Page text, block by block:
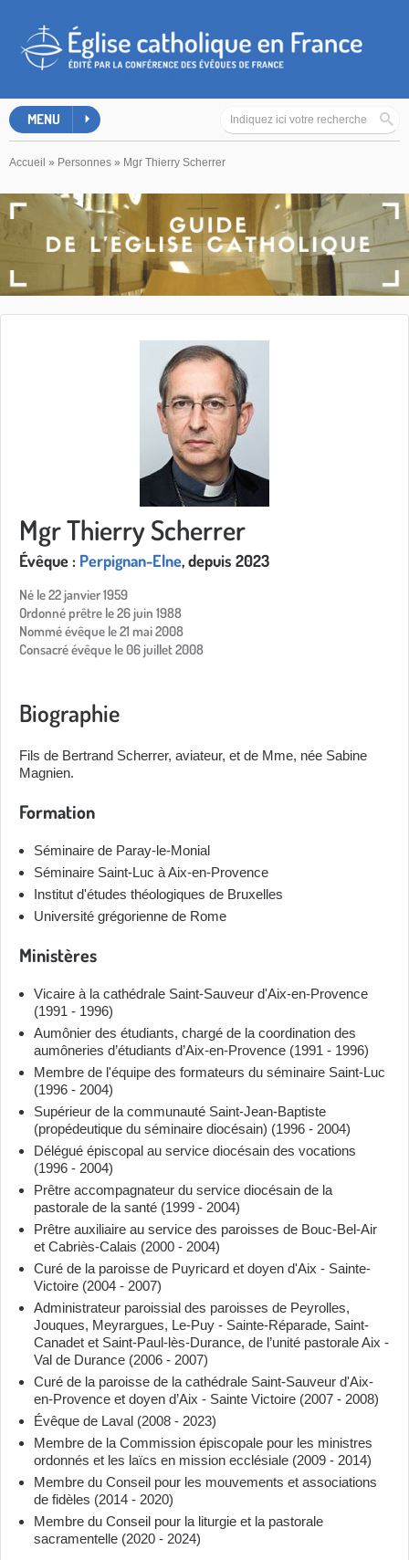
MENU
Accueil » Personnes » Mgr Thierry Scherrer
Mgr Thierry Scherrer
Évêque : Perpignan-Elne, depuis 2023
Né le 22 janvier 1959
Ordonné prêtre le 26 juin 1988
Nommé évêque le 21 mai 2008
Consacré évêque le 06 juillet 2008
Biographie
Fils de Bertrand Scherrer, aviateur, et de Mme, née Sabine
Magnien.
Formation
Séminaire de Paray-le-Monial
Séminaire Saint-Luc à Aix-en-Provence
Institut d'études théologiques de Bruxelles
Université grégorienne de Rome
Ministères
Vicaire à la cathédrale Saint-Sauveur d'Aix-en-Provence
(1991 - 1996)
Aumônier des étudiants, chargé de la coordination des
aumôneries d’étudiants d’Aix-en-Provence (1991 - 1996)
Membre de l'équipe des formateurs du séminaire Saint-Luc
(1996 - 2004)
Supérieur de la communauté Saint-Jean-Baptiste
(propédeutique du séminaire diocésain) (1996 - 2004)
Délégué épiscopal au service diocésain des vocations
(1996 - 2004)
Prêtre accompagnateur du service diocésain de la
pastorale de la santé (1999 - 2004)
Prêtre auxiliaire au service des paroisses de Bouc-Bel-Air
et Cabriès-Calais (2000 - 2004)
Curé de la paroisse de Puyricard et doyen d'Aix - Sainte-
Victoire (2004 - 2007)
Administrateur paroissial des paroisses de Peyrolles,
Jouques, Meyrargues, Le-Puy - Sainte-Réparade, Saint-
Canadet et Saint-Paul-lès-Durance, de l’unité pastorale Aix -
Val de Durance (2006 - 2007)
Curé de la paroisse de la cathédrale Saint-Sauveur d'Aix-
en-Provence et doyen d’Aix - Sainte Victoire (2007 - 2008)
Évêque de Laval (2008 - 2023)
Membre de la Commission épiscopale pour les ministres
ordonnés et les laïcs en mission ecclésiale (2009 - 2014)
Membre du Conseil pour les mouvements et associations
de fidèles (2014 - 2020)
Membre du Conseil pour la liturgie et la pastorale
sacramentelle (2020 - 2024)